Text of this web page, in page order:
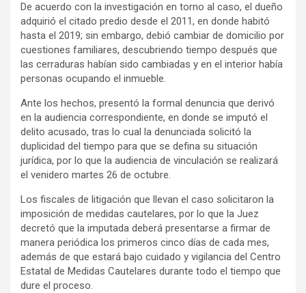
De acuerdo con la investigación en torno al caso, el dueño
adquirió el citado predio desde el 2011, en donde habitó
hasta el 2019; sin embargo, debió cambiar de domicilio por
cuestiones familiares, descubriendo tiempo después que
las cerraduras habían sido cambiadas y en el interior había
personas ocupando el inmueble.
Ante los hechos, presentó la formal denuncia que derivó
en la audiencia correspondiente, en donde se imputó el
delito acusado, tras lo cual la denunciada solicitó la
duplicidad del tiempo para que se defina su situación
jurídica, por lo que la audiencia de vinculación se realizará
el venidero martes 26 de octubre.
Los fiscales de litigación que llevan el caso solicitaron la
imposición de medidas cautelares, por lo que la Juez
decretó que la imputada deberá presentarse a firmar de
manera periódica los primeros cinco días de cada mes,
además de que estará bajo cuidado y vigilancia del Centro
Estatal de Medidas Cautelares durante todo el tiempo que
dure el proceso.